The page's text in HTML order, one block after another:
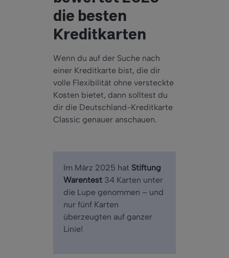
die besten
Kreditkarten
Wenn du auf der Suche nach
einer Kreditkarte bist, die dir
volle Flexibilität ohne versteckte
Kosten bietet, dann solltest du
dir die Deutschland-Kreditkarte
Classic genauer anschauen.
Im März 2025 hat Stiftung
Warentest 34 Karten unter
die Lupe genommen – und
nur fünf Karten
überzeugten auf ganzer
Linie!